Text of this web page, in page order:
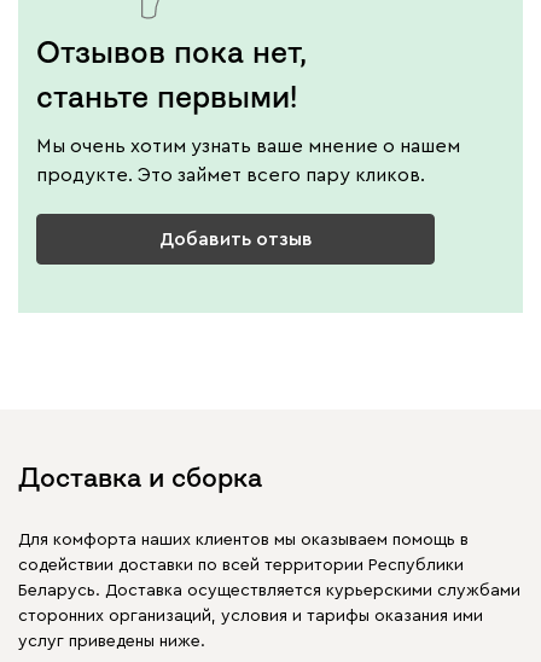
Отзывов пока нет,
станьте первыми!
Мы очень хотим узнать ваше мнение о нашем
продукте. Это займет всего пару кликов.
Добавить отзыв
Доставка и сборка
Для комфорта наших клиентов мы оказываем помощь в
содействии доставки по всей территории Республики
Беларусь. Доставка осуществляется курьерскими службами
сторонних организаций, условия и тарифы оказания ими
услуг приведены ниже.